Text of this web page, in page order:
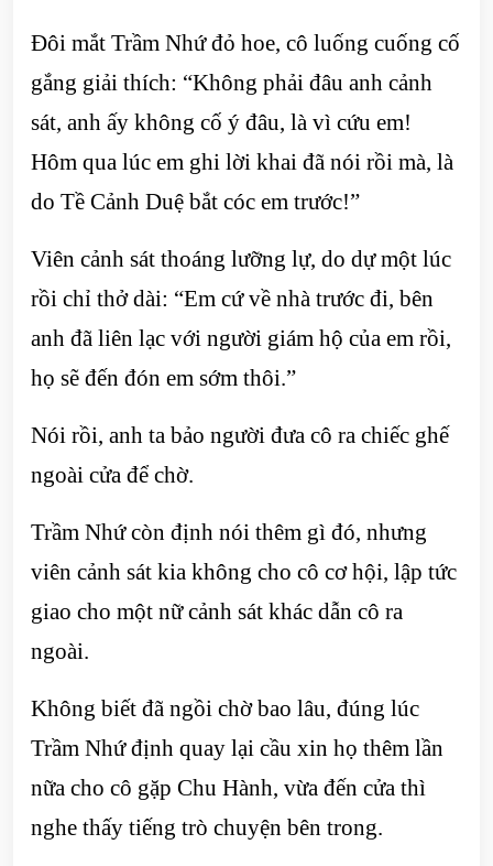
Đôi mắt Trầm Nhứ đỏ hoe, cô luống cuống cố
gắng giải thích: “Không phải đâu anh cảnh
sát, anh ấy không cố ý đâu, là vì cứu em!
Hôm qua lúc em ghi lời khai đã nói rồi mà, là
do Tề Cảnh Duệ bắt cóc em trước!”
Viên cảnh sát thoáng lưỡng lự, do dự một lúc
rồi chỉ thở dài: “Em cứ về nhà trước đi, bên
anh đã liên lạc với người giám hộ của em rồi,
họ sẽ đến đón em sớm thôi.”
Nói rồi, anh ta bảo người đưa cô ra chiếc ghế
ngoài cửa để chờ.
Trầm Nhứ còn định nói thêm gì đó, nhưng
viên cảnh sát kia không cho cô cơ hội, lập tức
giao cho một nữ cảnh sát khác dẫn cô ra
ngoài.
Không biết đã ngồi chờ bao lâu, đúng lúc
Trầm Nhứ định quay lại cầu xin họ thêm lần
nữa cho cô gặp Chu Hành, vừa đến cửa thì
nghe thấy tiếng trò chuyện bên trong.